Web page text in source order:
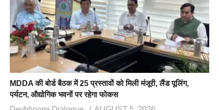
MDDA की बोर्ड बैठक में 25 प्रस्तावों को मिली मंजूरी, लैंड पूलिंग,
पर्यटन, औद्योगिक भवनों पर रहेगा फोकस